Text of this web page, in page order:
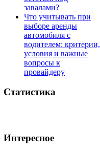
завалами?
Что учитывать при
выборе аренды
автомобиля с
водителем: критерии,
условия и важные
вопросы к
провайдеру
Статистика
Интересное